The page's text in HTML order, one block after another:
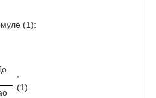
(1):
(1)